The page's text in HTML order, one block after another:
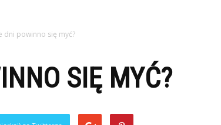
dni powinno się myć?
SIĘ MYĆ?